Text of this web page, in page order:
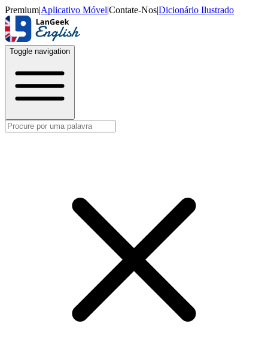
Premium|Aplicativo Móvel|Contate-Nos|Dicionário Ilustrado
Toggle navigation